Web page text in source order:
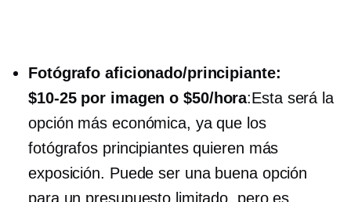
Fotógrafo aficionado/principiante:
$10-25 por imagen o $50/hora:Esta será la
opción más económica, ya que los
fotógrafos principiantes quieren más
exposición. Puede ser una buena opción
para un presupuesto limitado, pero es